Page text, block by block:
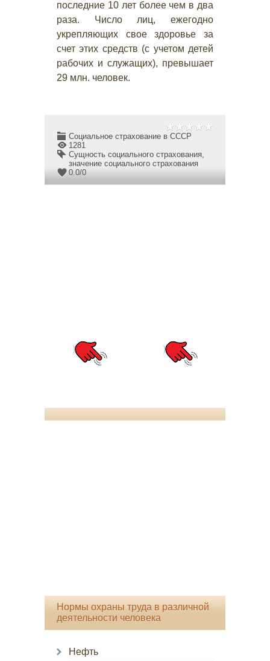
последние 10 лет более чем в два
раза. Число лиц, ежегодно
укрепляющих свое здоровье за
счет этих средств (с учетом детей
рабочих и служащих), превышает
29 млн. человек.
Социальное страхование в СССР
1281
Сущность социального страхования,
значение социального страхования
0.0/0
Нормы охраны труда в различной
деятельности человека
Нефть